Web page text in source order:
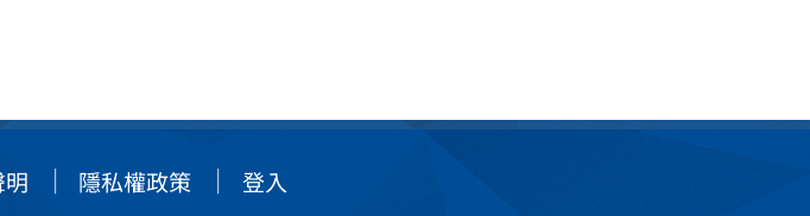
隱私權政策 登入